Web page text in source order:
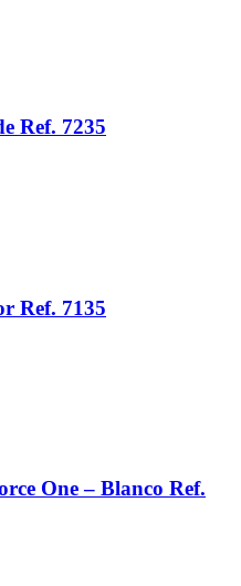
Ref. 7235
Ref. 7135
One – Blanco Ref.